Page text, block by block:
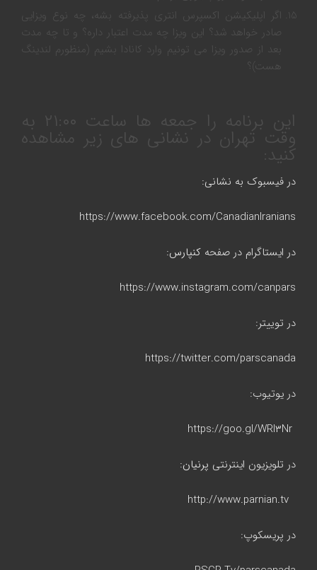
اگر اپلیکیشن اکسپرس انتری پذیرفته بشه، چه نوع ویزایی
صادر خواهد شد؟ این ویزا چه مدت اعتبار داره؟ و تا چه مدت
بعد از صدور ویزا می تونیم وارد کانادا بشیم (منظورم لندینگ
هست)؟
این برنامه را جمعه ها ساعت ۲۱:۰۰ به
وقت تهران در نشانی های زیر مشاهده
کنید:
در فیسبوک به نشانی:
https://www.facebook.com/CanadianIranians
در ایستاگرام در صفحه کنپارس:
https://www.instagram.com/canpars
در توییتر:
https://twitter.com/parscanada
در یوتیوب:
https://goo.gl/WRI۳Nr
در تلویزیون اینترنتی پرنیان:
در پریسکوپ: